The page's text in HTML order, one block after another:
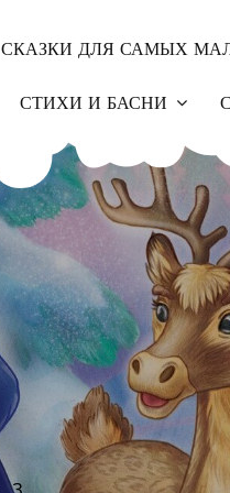
СКАЗКИ ДЛЯ САМЫХ
СТИХИ И БАСНИ